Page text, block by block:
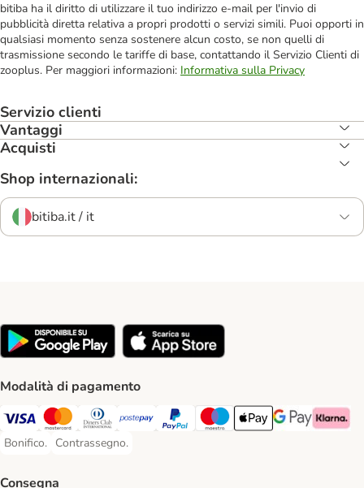
bitiba ha il diritto di utilizzare il tuo indirizzo e-mail per l'invio di
pubblicità diretta relativa a propri prodotti o servizi simili. Puoi opporti in
qualsiasi momento senza sostenere alcun costo, se non quelli di
trasmissione secondo le tariffe di base, contattando il Servizio Clienti di
zooplus. Per maggiori informazioni: Informativa sulla Privacy
Servizio clienti
Vantaggi
Acquisti
Shop internazionali:
bitiba.it / it
Modalità di pagamento
Visa. Payment Method
Mastercard. Payment Method
Diners Club. Payment Method
Postepay. Payment Method
PayPal. Payment Method
Maestro. Payment Method
Apple pay. Payment
Google Pay
Klarna
Bonifico.
Bonifico. Payment Method
Contrassegno.
Contrassegno. Payment Method
Consegna